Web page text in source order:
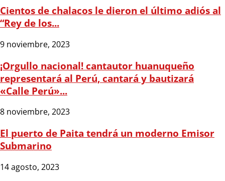
Cientos de chalacos le dieron el último adiós al
“Rey de los...
9 noviembre, 2023
¡Orgullo nacional! cantautor huanuqueño
representará al Perú, cantará y bautizará
«Calle Perú»...
8 noviembre, 2023
El puerto de Paita tendrá un moderno Emisor
Submarino
14 agosto, 2023